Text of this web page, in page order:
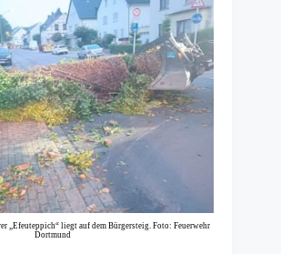
„Efeuteppich“ liegt auf dem Bürgersteig. Foto: Feuerwehr
Dortmund